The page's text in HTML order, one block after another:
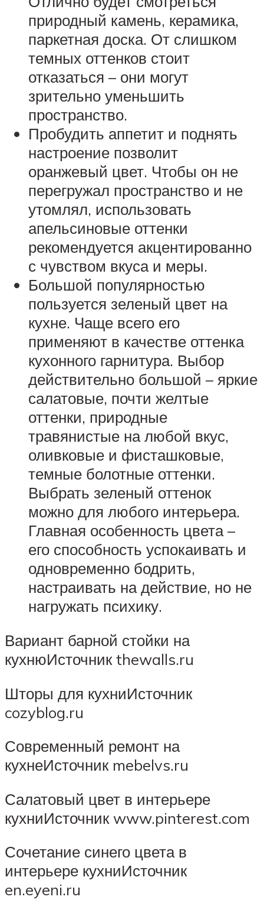
природный камень, керамика,
паркетная доска. От слишком
темных оттенков стоит
отказаться – они могут
зрительно уменьшить
пространство.
Пробудить аппетит и поднять
настроение позволит
оранжевый цвет. Чтобы он не
перегружал пространство и не
утомлял, использовать
апельсиновые оттенки
рекомендуется акцентированно
с чувством вкуса и меры.
Большой популярностью
пользуется зеленый цвет на
кухне. Чаще всего его
применяют в качестве оттенка
кухонного гарнитура. Выбор
действительно большой – яркие
салатовые, почти желтые
оттенки, природные
травянистые на любой вкус,
оливковые и фисташковые,
темные болотные оттенки.
Выбрать зеленый оттенок
можно для любого интерьера.
Главная особенность цвета –
его способность успокаивать и
одновременно бодрить,
настраивать на действие, но не
нагружать психику.
Вариант барной стойки на
кухнюИсточник thewalls.ru
Шторы для кухниИсточник
cozyblog.ru
Современный ремонт на
кухнеИсточник mebelvs.ru
Салатовый цвет в интерьере
кухниИсточник www.pinterest.com
Сочетание синего цвета в
интерьере кухниИсточник
en.eyeni.ru